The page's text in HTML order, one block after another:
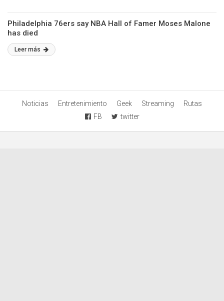
Philadelphia 76ers say NBA Hall of Famer Moses Malone
has died
Leer más
Noticias Entretenimiento Geek Streaming
Rutas
FB
twitter